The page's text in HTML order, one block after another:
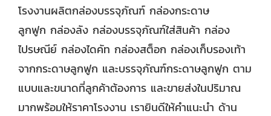
โรงงานผลิตกล่องบรรจุภัณฑ์ กล่องกระดาษ
ลูกฟูก กล่องลัง กล่องบรรจุภัณฑ์ใส่สินค้า กล่อง
ไปรษณีย์ กล่องไดคัท กล่องสต็อก กล่องเก็บรองเท้า
จากกระดาษลูกฟูก และบรรจุภัณฑ์กระดาษลูกฟูก ตาม
แบบและขนาดที่ลูกค้าต้องการ และขายส่งในปริมาณ
มากพร้อมให้ราคาโรงงาน เรายินดีให้คำแนะนำ ด้าน